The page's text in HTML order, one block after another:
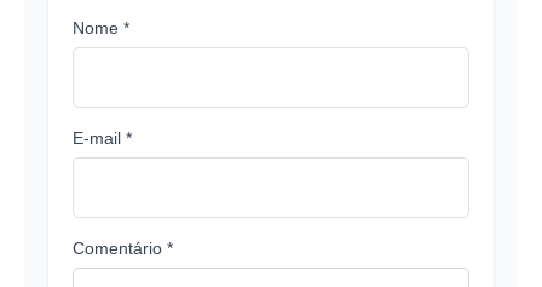
Nome *
E-mail *
Comentário *